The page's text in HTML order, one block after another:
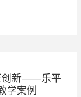
创新——乐平
学案例